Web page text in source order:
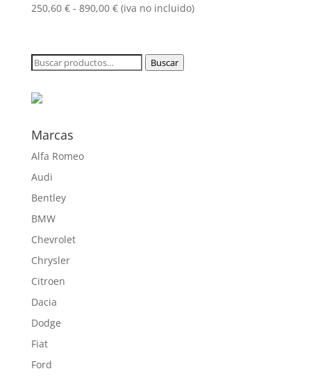
250,60 € - 890,00 €Rango
desde
250,60 €
(iva no incluido)
Buscar
Buscar
Marcas
Alfa Romeo
Audi
Bentley
BMW
Chevrolet
Chrysler
Citroen
Dacia
Dodge
Fiat
Ford